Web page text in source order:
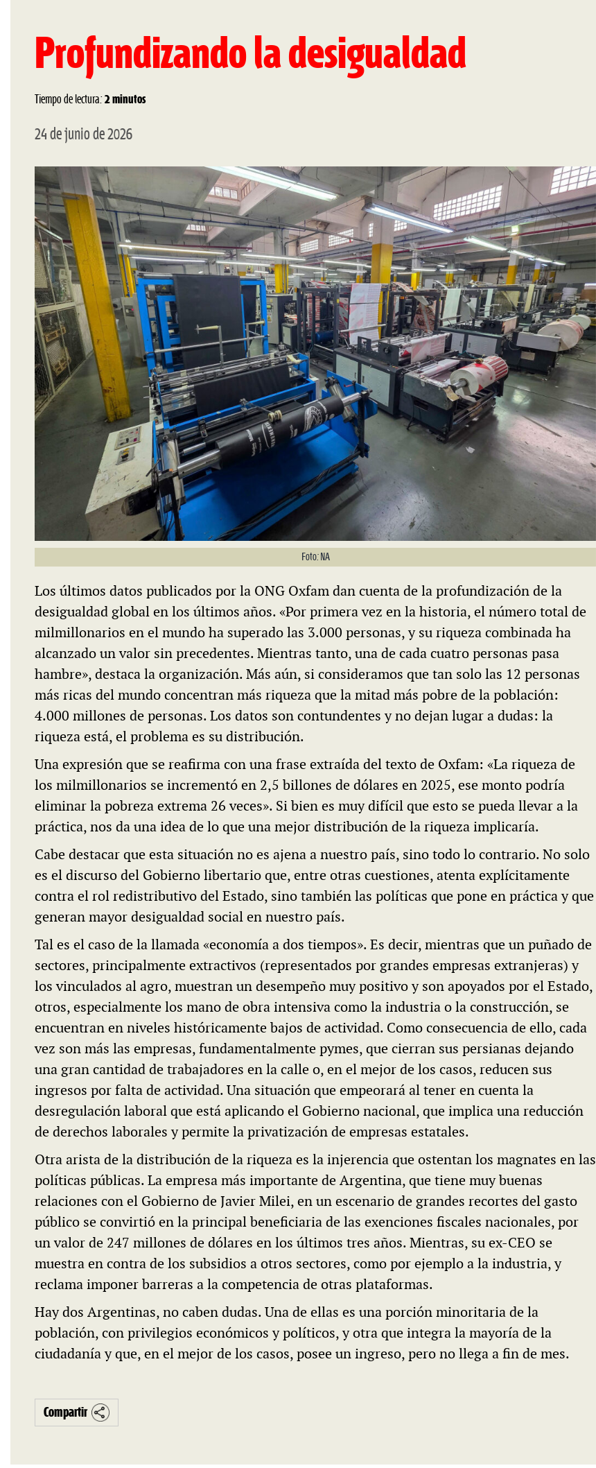
Profundizando la desigualdad
Tiempo de lectura: 2 minutos
24 de junio de 2026
Foto: NA
Los últimos datos publicados por la ONG Oxfam dan cuenta de la profundización de la
desigualdad global en los últimos años. «Por primera vez en la historia, el número total de
milmillonarios en el mundo ha superado las 3.000 personas, y su riqueza combinada ha
alcanzado un valor sin precedentes. Mientras tanto, una de cada cuatro personas pasa
hambre», destaca la organización. Más aún, si consideramos que tan solo las 12 personas
más ricas del mundo concentran más riqueza que la mitad más pobre de la población:
4.000 millones de personas. Los datos son contundentes y no dejan lugar a dudas: la
riqueza está, el problema es su distribución.
Una expresión que se reafirma con una frase extraída del texto de Oxfam: «La riqueza de
los milmillonarios se incrementó en 2,5 billones de dólares en 2025, ese monto podría
eliminar la pobreza extrema 26 veces». Si bien es muy difícil que esto se pueda llevar a la
práctica, nos da una idea de lo que una mejor distribución de la riqueza implicaría.
Cabe destacar que esta situación no es ajena a nuestro país, sino todo lo contrario. No solo
es el discurso del Gobierno libertario que, entre otras cuestiones, atenta explícitamente
contra el rol redistributivo del Estado, sino también las políticas que pone en práctica y que
generan mayor desigualdad social en nuestro país.
Tal es el caso de la llamada «economía a dos tiempos». Es decir, mientras que un puñado de
sectores, principalmente extractivos (representados por grandes empresas extranjeras) y
los vinculados al agro, muestran un desempeño muy positivo y son apoyados por el Estado,
otros, especialmente los mano de obra intensiva como la industria o la construcción, se
encuentran en niveles históricamente bajos de actividad. Como consecuencia de ello, cada
vez son más las empresas, fundamentalmente pymes, que cierran sus persianas dejando
una gran cantidad de trabajadores en la calle o, en el mejor de los casos, reducen sus
ingresos por falta de actividad. Una situación que empeorará al tener en cuenta la
desregulación laboral que está aplicando el Gobierno nacional, que implica una reducción
de derechos laborales y permite la privatización de empresas estatales.
Otra arista de la distribución de la riqueza es la injerencia que ostentan los magnates en las
políticas públicas. La empresa más importante de Argentina, que tiene muy buenas
relaciones con el Gobierno de Javier Milei, en un escenario de grandes recortes del gasto
público se convirtió en la principal beneficiaria de las exenciones fiscales nacionales, por
un valor de 247 millones de dólares en los últimos tres años. Mientras, su ex-CEO se
muestra en contra de los subsidios a otros sectores, como por ejemplo a la industria, y
reclama imponer barreras a la competencia de otras plataformas.
Hay dos Argentinas, no caben dudas. Una de ellas es una porción minoritaria de la
población, con privilegios económicos y políticos, y otra que integra la mayoría de la
ciudadanía y que, en el mejor de los casos, posee un ingreso, pero no llega a fin de mes.
Compartir